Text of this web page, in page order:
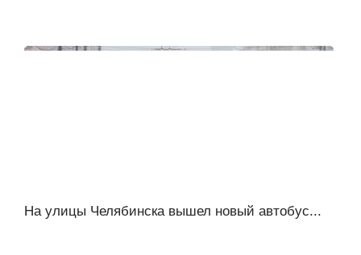
На улицы Челябинска вышел новый автобус...